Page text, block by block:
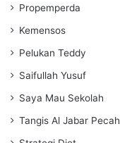
Propemperda
Kemensos
Pelukan Teddy
Saifullah Yusuf
Saya Mau Sekolah
Tangis Al Jabar Pecah